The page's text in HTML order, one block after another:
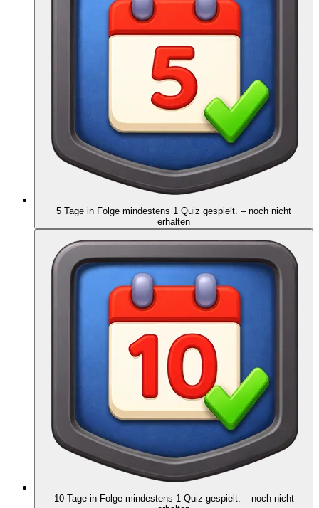
5 Tage in Folge mindestens 1 Quiz gespielt. – noch nicht
erhalten
10 Tage in Folge mindestens 1 Quiz gespielt. – noch nicht